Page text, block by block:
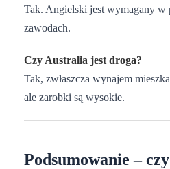
Tak. Angielski jest wymagany w
zawodach.
Czy Australia jest droga?
Tak, zwłaszcza wynajem
ale zarobki są wysokie.
Podsumowanie –